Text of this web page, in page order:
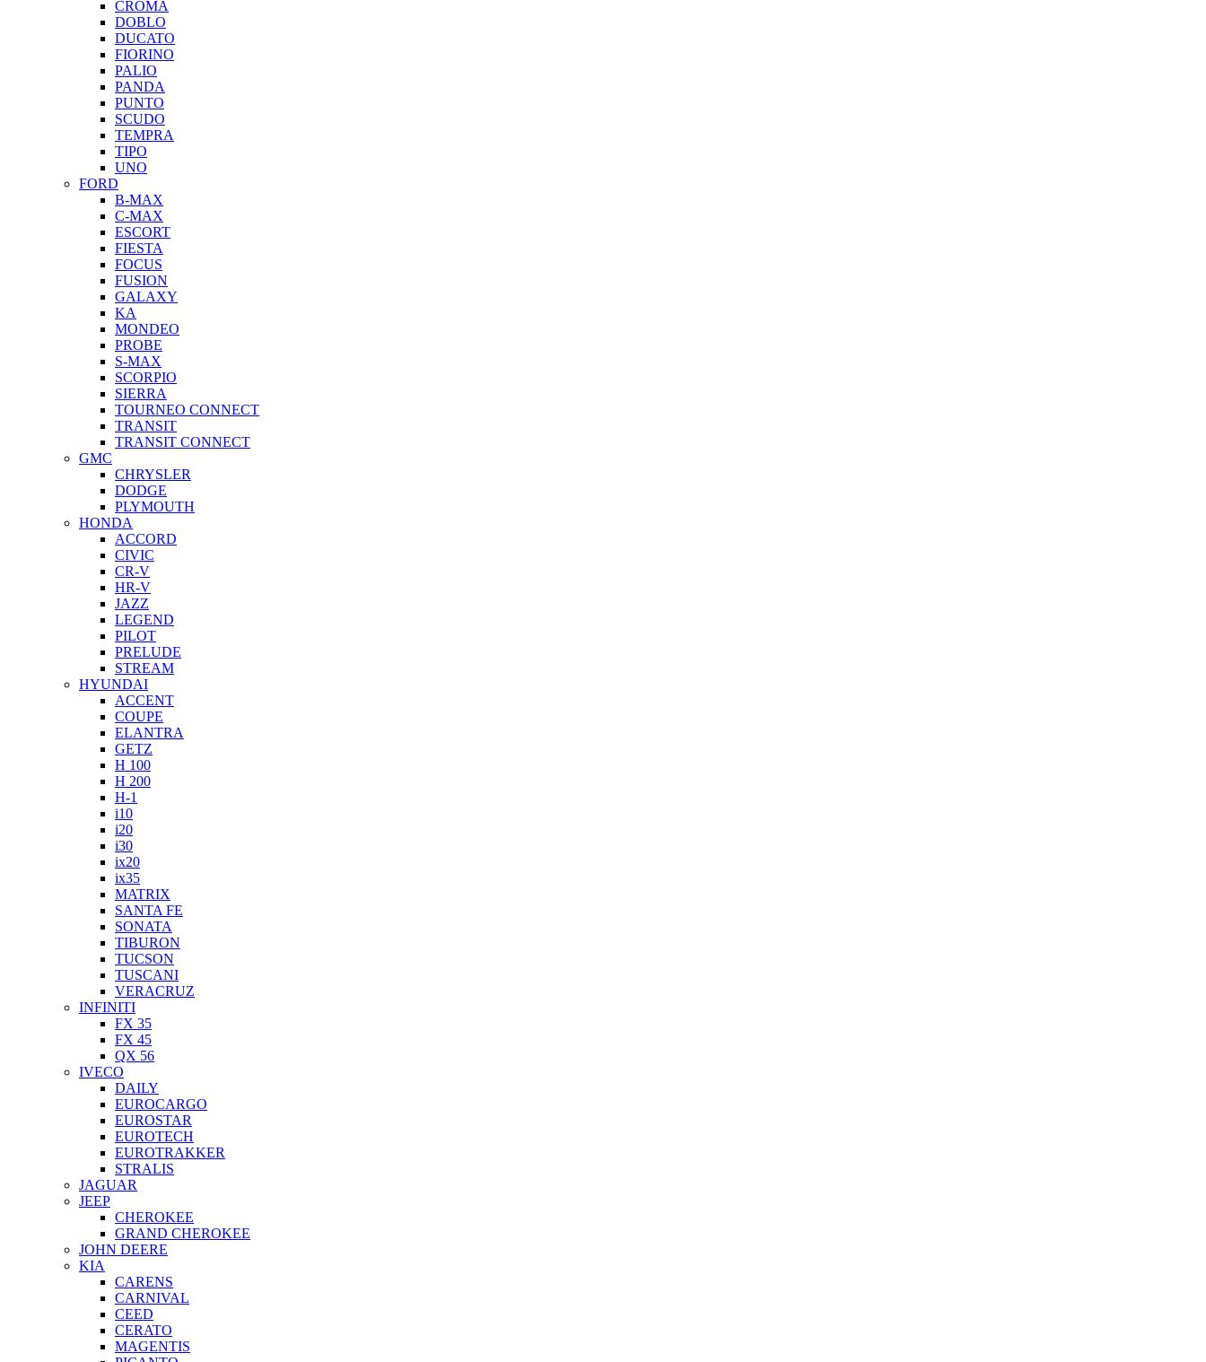
CROMA
DOBLO
DUCATO
FIORINO
PALIO
PANDA
PUNTO
SCUDO
TEMPRA
TIPO
UNO
FORD
B-MAX
C-MAX
ESCORT
FIESTA
FOCUS
FUSION
GALAXY
KA
MONDEO
PROBE
S-MAX
SCORPIO
SIERRA
TOURNEO CONNECT
TRANSIT
TRANSIT CONNECT
GMC
CHRYSLER
DODGE
PLYMOUTH
HONDA
ACCORD
CIVIC
CR-V
HR-V
JAZZ
LEGEND
PILOT
PRELUDE
STREAM
HYUNDAI
ACCENT
COUPE
ELANTRA
GETZ
H 100
H 200
H-1
i10
i20
i30
ix20
ix35
MATRIX
SANTA FE
SONATA
TIBURON
TUCSON
TUSCANI
VERACRUZ
INFINITI
FX 35
FX 45
QX 56
IVECO
DAILY
EUROCARGO
EUROSTAR
EUROTECH
EUROTRAKKER
STRALIS
JAGUAR
JEEP
CHEROKEE
GRAND CHEROKEE
JOHN DEERE
KIA
CARENS
CARNIVAL
CEED
CERATO
MAGENTIS